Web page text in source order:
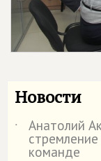
Новости
˙ Анатолий
команде